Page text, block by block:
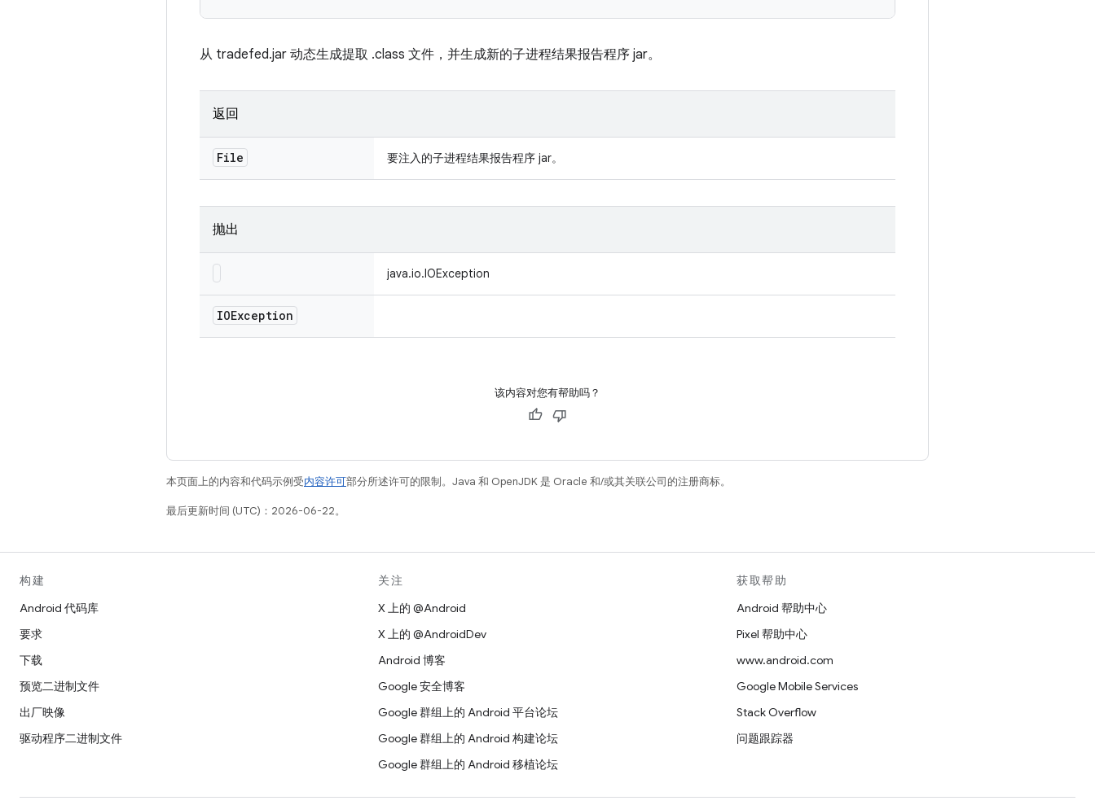
从 tradefed.jar 动态生成提取 .class 文件，并生成新的子进程结果报告程序 jar。
返回
File 要注入的子进程结果报告程序 jar。
抛出
java.io.IOException
IOException
该内容对您有帮助吗？
本页面上的内容和代码示例受内容许可部分所述许可的限制。Java 和 OpenJDK 是 Oracle 和/或其关联公司的注册商标。
最后更新时间 (UTC)：2026-06-22。
构建
Android 代码库
要求
下载
预览二进制文件
出厂映像
驱动程序二进制文件
关注
X 上的 @Android
X 上的 @AndroidDev
Android 博客
Google 安全博客
Google 群组上的 Android 平台论坛
Google 群组上的 Android 构建论坛
Google 群组上的 Android 移植论坛
获取帮助
Android 帮助中心
Pixel 帮助中心
www.android.com
Google Mobile Services
Stack Overflow
问题跟踪器